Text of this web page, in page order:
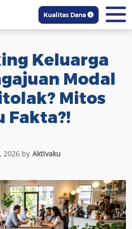
Kualitas Dana
Keluarga
Modal
Mitos
Fakta?!
2026 by Aktivaku